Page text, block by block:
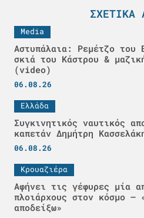
ΣΧΕΤΙΚΆ
Media
Αστυπάλαια: Ρεμέτζο
σκιά του Κάστρου &
(video)
06.08.26
Ελλάδα
Συγκινητικός ναυτικός
καπετάν Δημήτρη
06.08.26
Κρουαζιέρα
Αφήνει τις γέφυρες μία
πλοιάρχους στον κόσμο –
αποδείξω»